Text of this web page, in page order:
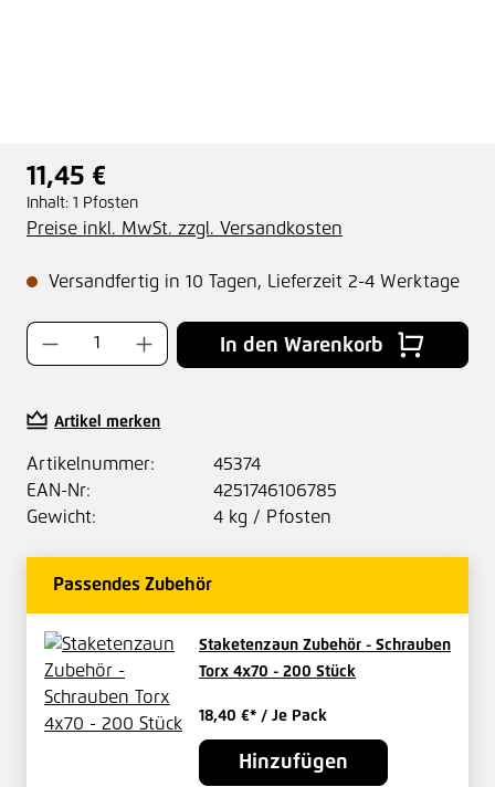
Regulärer Preis:
11,45 €
Inhalt: 1 Pfosten
Preise inkl. MwSt. zzgl. Versandkosten
Versandfertig in 10 Tagen, Lieferzeit 2-4 Werktage
Produkt Anzahl: Gib den gewünschten
In den Warenkorb
Artikel merken
Artikelnummer:
45374
EAN-Nr:
4251746106785
Gewicht:
4 kg / Pfosten
Passendes Zubehör
Staketenzaun Zubehör - Schrauben
Torx 4x70 - 200 Stück
18,40 €* / Je Pack
Hinzufügen